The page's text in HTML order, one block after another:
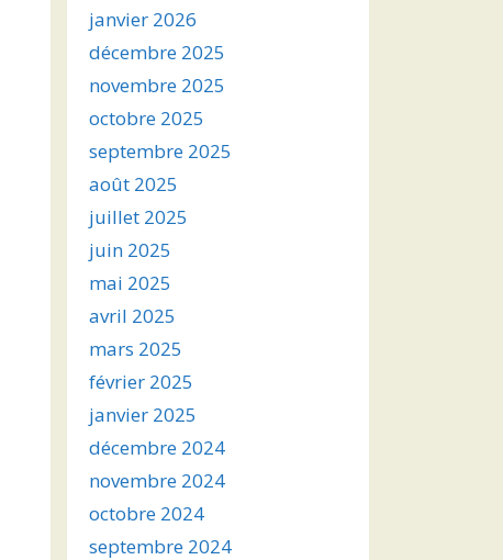
janvier 2026
décembre 2025
novembre 2025
octobre 2025
septembre 2025
août 2025
juillet 2025
juin 2025
mai 2025
avril 2025
mars 2025
février 2025
janvier 2025
décembre 2024
novembre 2024
octobre 2024
septembre 2024